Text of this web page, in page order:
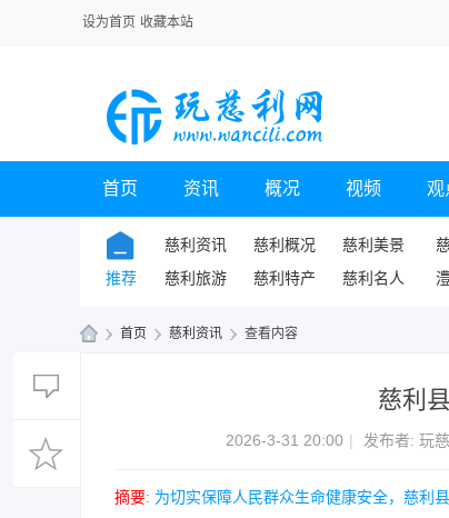
设为首页 收藏本站
首页 资讯 概况 视频 观
推荐
慈利资讯 慈利概况 慈利美景
慈利旅游
慈利特产 慈利名人
› 首页 › 慈利资讯 › 查看内容
慈利
2026-3-31 20:00 | 发布者: 玩
摘要: 为切实保障人民群众生命健康安全，慈利